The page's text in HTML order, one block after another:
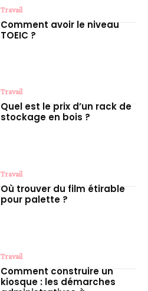
Travail
Comment avoir le niveau
TOEIC ?
Travail
Quel est le prix d’un rack de
stockage en bois ?
Travail
Où trouver du film étirable
pour palette ?
Travail
Comment construire un
kiosque : les démarches